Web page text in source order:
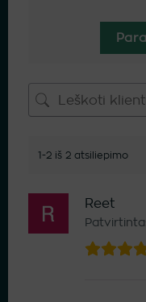
1-2 iš 2 atsiliepimo
Reet